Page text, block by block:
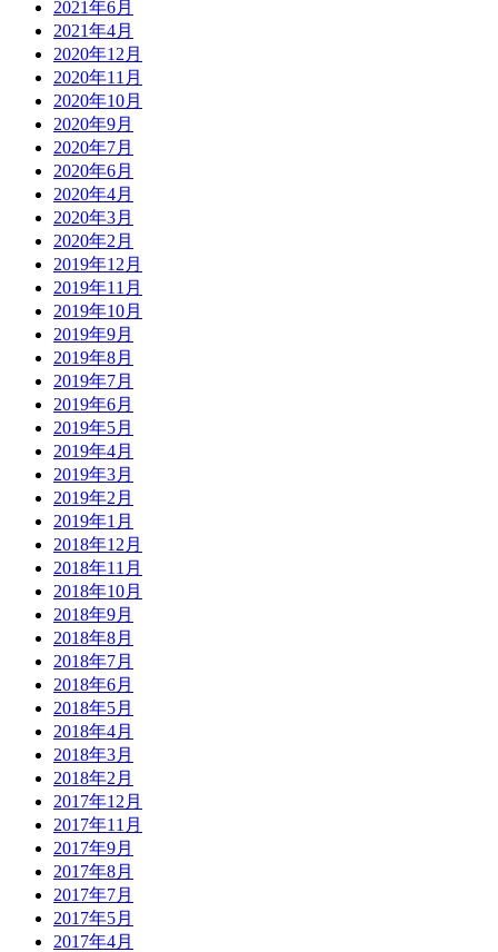
2021年6月
2021年4月
2020年12月
2020年11月
2020年10月
2020年9月
2020年7月
2020年6月
2020年4月
2020年3月
2020年2月
2019年12月
2019年11月
2019年10月
2019年9月
2019年8月
2019年7月
2019年6月
2019年5月
2019年4月
2019年3月
2019年2月
2019年1月
2018年12月
2018年11月
2018年10月
2018年9月
2018年8月
2018年7月
2018年6月
2018年5月
2018年4月
2018年3月
2018年2月
2017年12月
2017年11月
2017年9月
2017年8月
2017年7月
2017年5月
2017年4月